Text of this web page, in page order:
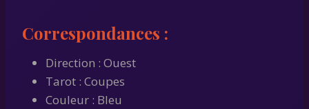
Correspondances :
Direction : Ouest
Tarot : Coupes
Couleur : Bleu